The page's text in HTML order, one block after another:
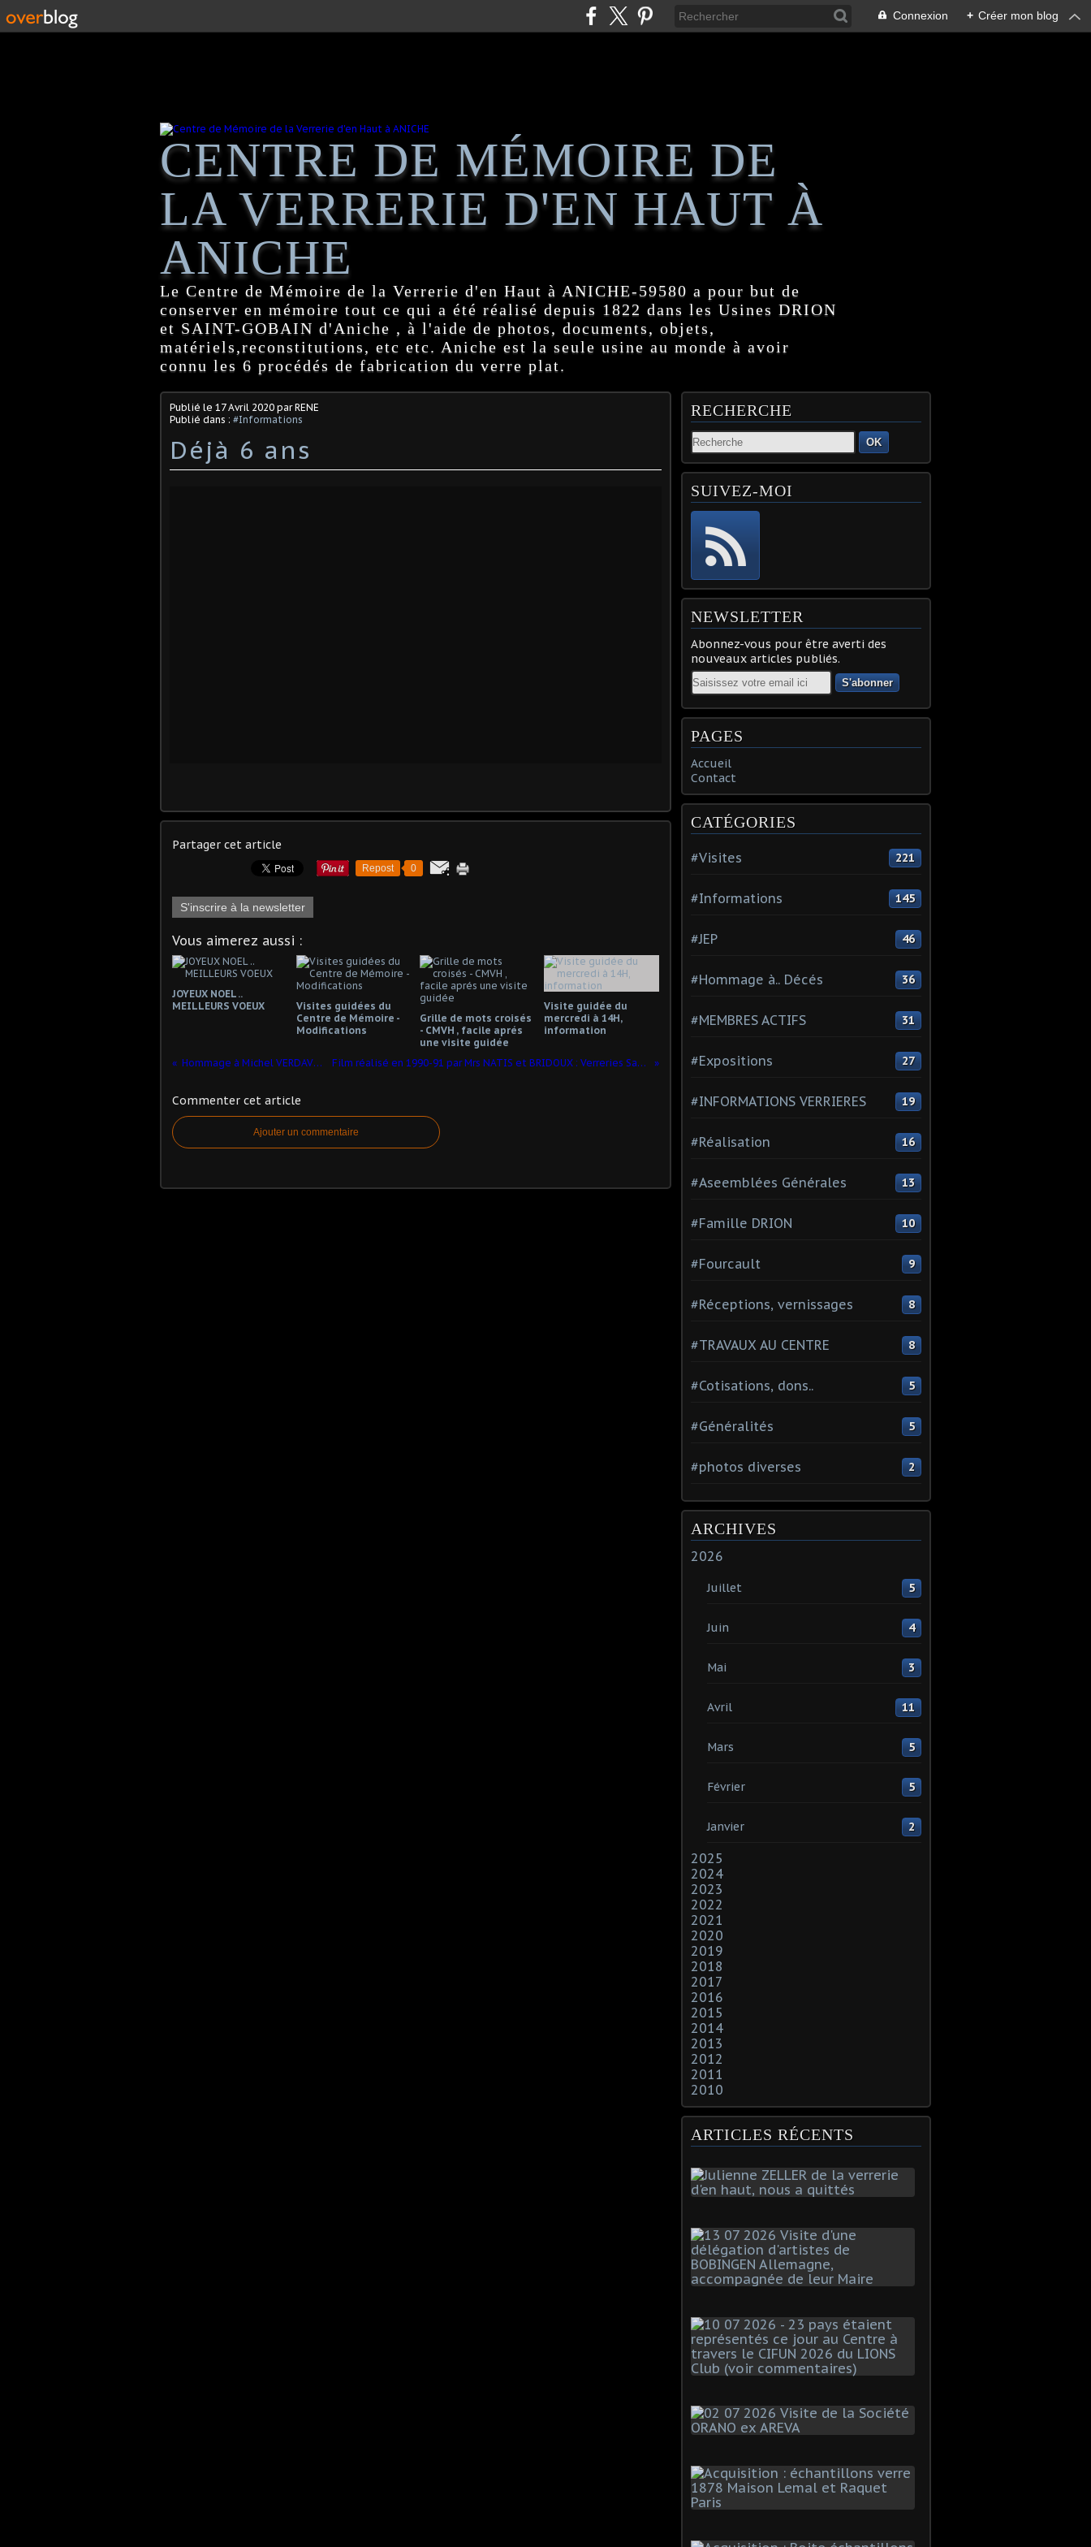
Connexion + Créer mon blog
CENTRE DE MÉMOIRE DE
LA VERRERIE D'EN HAUT À
ANICHE
Le Centre de Mémoire de la Verrerie d'en Haut à ANICHE-59580 a pour but de
conserver en mémoire tout ce qui a été réalisé depuis 1822 dans les Usines DRION
et SAINT-GOBAIN d'Aniche , à l'aide de photos, documents, objets,
matériels,reconstitutions, etc etc. Aniche est la seule usine au monde à avoir
connu les 6 procédés de fabrication du verre plat.
Publié le 17 Avril 2020 par RENE
Publié dans : #Informations
Déjà 6 ans
Partager cet article
Repost 0
S'inscrire à la newsletter
Vous aimerez aussi :
JOYEUX NOEL ..
MEILLEURS VOEUX
Visites guidées du
Centre de Mémoire -
Modifications
Grille de mots croisés
- CMVH , facile aprés
une visite guidée
Visite guidée du
mercredi à 14H,
information
Hommage à Michel VERDAVOIR en photos Film réalisé en 1990-91 par Mrs NATIS et BRIDOUX : Verreries Saint-Martin devenues SICOVER
Commenter cet article
Ajouter un commentaire
RECHERCHE
OK
SUIVEZ-MOI
NEWSLETTER
Abonnez-vous pour être averti des
nouveaux articles publiés.
Email
PAGES
Accueil
Contact
CATÉGORIES
#Visites 221
#Informations 145
#JEP 46
#Hommage à.. Décés 36
#MEMBRES ACTIFS 31
#Expositions 27
#INFORMATIONS VERRIERES 19
#Réalisation 16
#Aseemblées Générales 13
#Famille DRION 10
#Fourcault 9
#Réceptions, vernissages 8
#TRAVAUX AU CENTRE 8
#Cotisations, dons.. 5
#Généralités 5
#photos diverses 2
ARCHIVES
2026
Juillet 5
Juin 4
Mai 3
Avril 11
Mars 5
Février 5
Janvier 2
2025
2024
2023
2022
2021
2020
2019
2018
2017
2016
2015
2014
2013
2012
2011
2010
ARTICLES RÉCENTS